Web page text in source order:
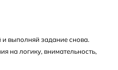
выполняй задание снова.
на логику, внимательность,